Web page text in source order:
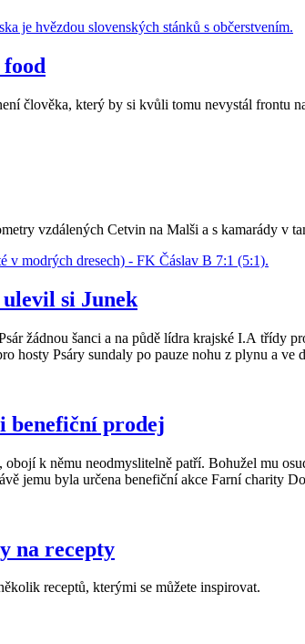
food
člověka, který by si kvůli tomu nevystál frontu
vzdálených Cetvin na Malši a s kamarády v
si Junek
žádnou šanci a na půdě lídra krajské I.A třídy
hosty Psáry sundaly po pauze nohu z plynu a ve
benefiční prodej
k němu neodmyslitelně patří. Bohužel mu
jemu byla určena benefiční akce Farní charity
na recepty
receptů, kterými se můžete inspirovat.